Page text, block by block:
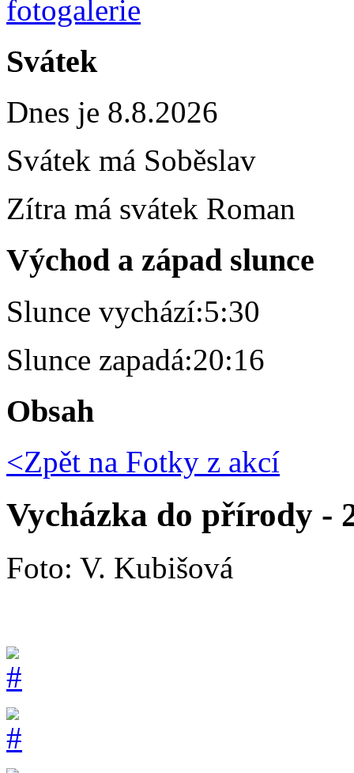
Svátek
Dnes je 8.8.2026
Svátek má Soběslav
Zítra má svátek Roman
Východ a západ slunce
Slunce vychází:5:30
Slunce zapadá:20:16
Obsah
<Zpět na Fotky z akcí
Vycházka do přírody -
Foto: V. Kubišová